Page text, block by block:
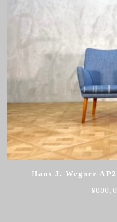
Hans J. Wegner
¥